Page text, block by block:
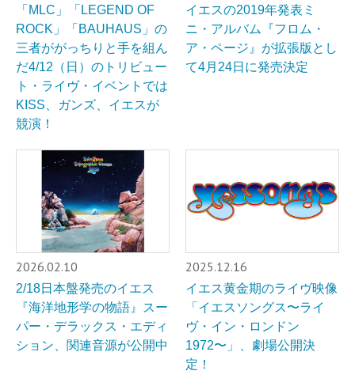
「MLC」「LEGEND OF
ROCK」「BAUHAUS」の
三者ががっちりと手を組ん
だ4/12（日）のトリビュー
ト・ライヴ・イベントでは
KISS、ガンズ、イエスが
競演！
イエスの2019年発表ミ
ニ・アルバム『フロム・
ア・ページ』が拡張版とし
て4月24日に発売決定
2026.02.10
2/18日本盤発売のイエス
『海洋地形学の物語』スー
パー・デラックス・エディ
ション、関連音源が公開中
2025.12.16
イエス黄金期のライヴ映像
「イエスソングス〜ライ
ヴ・イン・ロンドン
1972〜」、劇場公開決
定！